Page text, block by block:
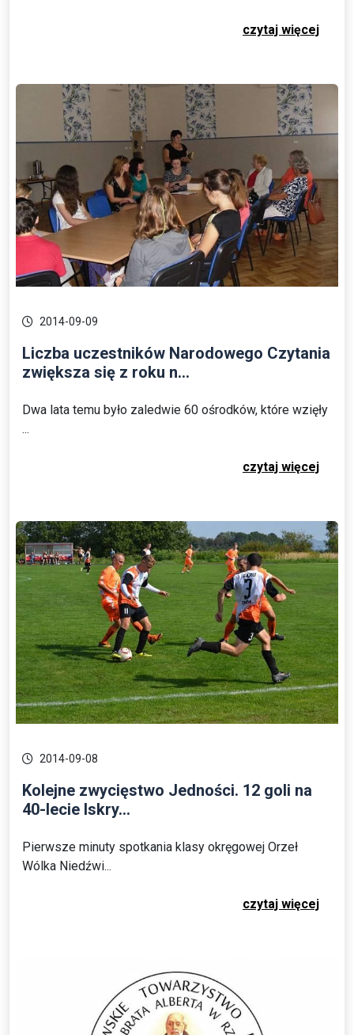
czytaj więcej
2014-09-09
Liczba uczestników Narodowego Czytania
zwiększa się z roku n...
Dwa lata temu było zaledwie 60 ośrodków, które wzięły
...
czytaj więcej
2014-09-08
Kolejne zwycięstwo Jedności. 12 goli na
40-lecie Iskry...
Pierwsze minuty spotkania klasy okręgowej Orzeł
Wólka Niedźwi...
czytaj więcej